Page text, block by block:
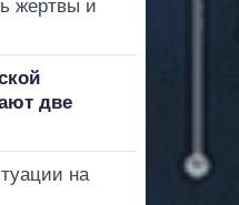
жертвы и
две
на